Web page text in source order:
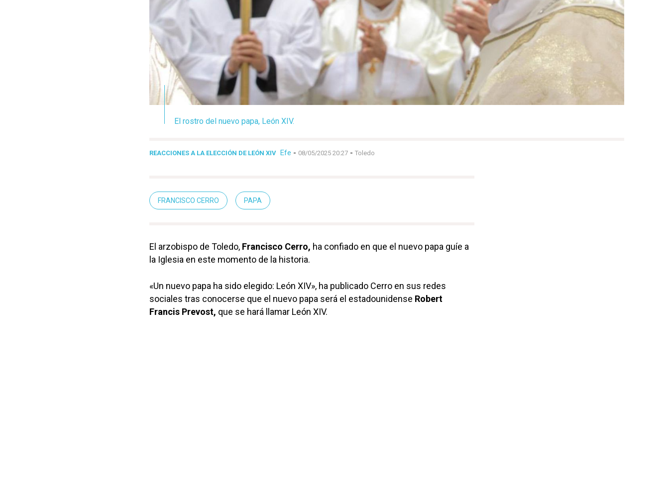
El rostro del nuevo papa, León XIV.
REACCIONES A LA ELECCIÓN DE LEÓN XIV Efe - 08/05/2025 20:27 - Toledo
FRANCISCO CERRO PAPA
El arzobispo de Toledo, Francisco Cerro, ha confiado en que el nuevo papa guíe a
la Iglesia en este momento de la historia.
«Un nuevo papa ha sido elegido: León XIV», ha publicado Cerro en sus redes
sociales tras conocerse que el nuevo papa será el estadounidense Robert
Francis Prevost, que se hará llamar León XIV.